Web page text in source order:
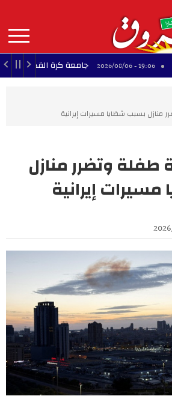
contenu
principal
MAIN
NAVIGATION
جامعة كرة القدم: ناجي
منازل بسبب شظايا مسيرات إيرانية
طفلة وتضرر منازل
إيرانية